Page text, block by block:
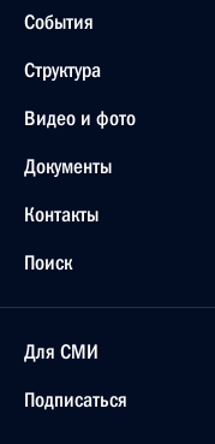
События
Структура
Видео и фото
Документы
Контакты
Поиск
Для СМИ
Подписаться